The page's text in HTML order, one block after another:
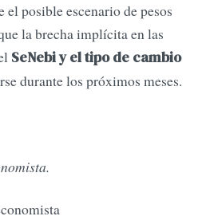
el posible escenario de pesos
la brecha implícita en las
SeNebi y el tipo de cambio
durante los próximos meses.